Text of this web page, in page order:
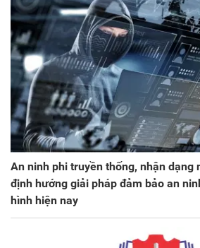
An ninh phi truyền thống, nhận dạng
định hướng giải pháp đảm bảo an
hình hiện nay